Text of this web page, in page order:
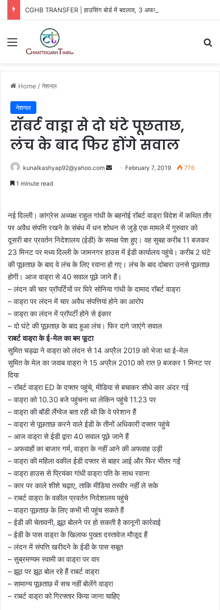
CGHB TRANSFER | हाउसिंग बोर्ड में बदलाव, 3 अफसरों को नई जिम्मेदारी
Menu
Home /नेशनल
नेशनल
रॉबर्ट वाड्रा से दो घंटे पूछताछ,
लंच के बाद फिर होंगे सवाल
kunalkashyap92@yahoo.com
Send February 7, 2019 776
1 minute read
नई दिल्ली। कांग्रेस अध्यक्ष राहुल गांधी के बहनोई रॉबर्ट वाड्रा विदेश में कथित तौर
पर अवैध संपत्ति रखने के संबंध में धन शोधन से जुड़े एक मामले में गुरुवार को
दूसरी बार प्रवर्तन निदेशालय (ईडी) के समक्ष पेश हुए। वह सुबह करीब 11 बजकर
23 मिनट पर मध्य दिल्ली के जामनगर हाउस में ईडी कार्यालय पहुंचे। करीब 2 घंटे
की पूछताछ के बाद वे लंच के लिए रवाना हो गए। लंच के बाद दोबारा उनसे पूछताछ
होगी। आज वाड्रा से 40 सवाल पूछे जाने हैं।
– लंदन की चार प्रॉपर्टियों पर घिरे सोनिया गांधी के दामाद रॉबर्ट वाड्रा
– वाड्रा पर लंदन में चार अवैध संपत्तियां होने का आरोप
– वाड्रा का लंदन में प्रॉपर्टी होने से इंकार
– दो घंटे की पूछताछ के बाद हुआ लंच। फिर दागे जाएंगे सवाल
राबर्ट वाड्रा के ई-मेल का बम फूटा
सुमित चड्ढा ने वाड्रा को लंदन से 14 अप्रैल 2019 को भेजा था ई-मेल
सुमित के मेल का जवाब वाड्रा ने 15 अप्रैल 2010 को रात 9 बजकर 1 मिनट पर
दिया
– रॉबर्ट वाड्रा ED के दफ्तर पहुंचे, मीडिया से बचाकर सीधे कार अंदर गई
– वाड्रा को 10.30 बजे पहुंचना था लेकिन पहुंचे 11.23 पर
– वाड्रा की बॉडी लैंग्वेज बता रही थी कि वे परेशान हैं
– वाड्रा से पूछताछ करने वाले ईडी के तीनों अधिकारी दफ्तर पहुंचे
– आज वाड्रा से ईडी द्वारा 40 सवाल पूछे जाने हैं
– अफवाहों का बाजार गर्म, वाड्रा के नहीं आने की अफवाह उड़ी
– वाड्रा की महिला वकील ईडी दफ्तर से बाहर आई और फिर भीतर गईं
– वाड्रा हाउस से प्रियंका गांधी वाड्रा पति के साथ रवाना
– कार पर काले शीशे चढ़ाए, ताकि मीडिया तस्वीर नहीं ले सके
– राबर्ट वाड्रा के वकील प्रवर्तन निदेशालय पहुंचे
– वाड्रा पूछताछ के लिए कभी भी पहुंच सकते हैं
– ईडी की चेतावनी, झूठ बोलने पर हो सकती है कानूनी कार्रवाई
– ईडी के पास वाड्रा के खिलाफ पुख्ता दस्तावेज मौजूद हैं
– लंदन में संपत्ति खरीदने के ईडी के पास सबूत
– सुब्रमण्यम स्वामी का वाड्रा पर वार
– झूठ पर झूठ बोल रहे हैं राबर्ट वाड्रा
– सामान्य पूछताछ में सच नहीं बोलेंगे वाड्रा
– राबर्ट वाड्रा को गिरफ्तार किया जाना चाहिए